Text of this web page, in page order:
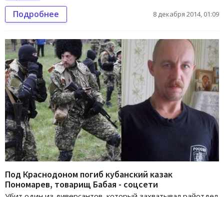
Подробнее 8 декабря 2014, 01:09
Под Краснодоном погиб кубанский казак
Пономарев, товарищ Бабая - соцсети